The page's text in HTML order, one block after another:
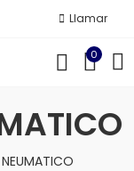
Llamar
0